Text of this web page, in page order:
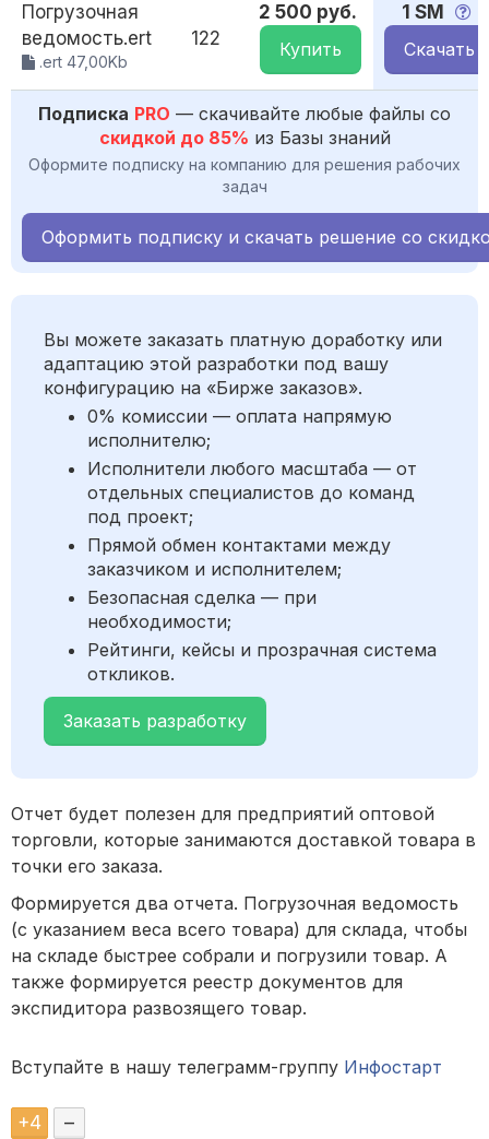
Погрузочная
ведомость.ert
.ert 47,00Kb
122
2 500 руб.
Купить
1 SM
Скачать
Подписка PRO — скачивайте любые файлы со
скидкой до 85% из Базы знаний
Оформите подписку на компанию для решения рабочих
задач
Оформить подписку и скачать решение со
Вы можете заказать платную доработку или
адаптацию этой разработки под вашу
конфигурацию на «Бирже заказов».
0% комиссии — оплата напрямую
исполнителю;
Исполнители любого масштаба — от
отдельных специалистов до команд
под проект;
Прямой обмен контактами между
заказчиком и исполнителем;
Безопасная сделка — при
необходимости;
Рейтинги, кейсы и прозрачная система
откликов.
Заказать разработку
Отчет будет полезен для предприятий оптовой
торговли, которые занимаются доставкой товара в
точки его заказа.
Формируется два отчета. Погрузочная ведомость
(с указанием веса всего товара) для склада, чтобы
на складе быстрее собрали и погрузили товар. А
также формируется реестр документов для
экспидитора развозящего товар.
Вступайте в нашу телеграмм-группу Инфостарт
+4 –